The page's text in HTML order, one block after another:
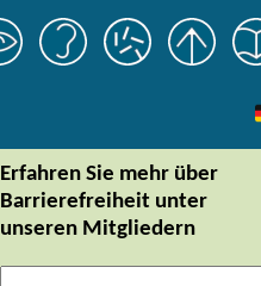
Erfahren Sie mehr über
Barrierefreiheit unter
unseren Mitgliedern